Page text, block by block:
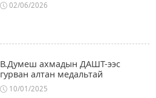
02/06/2026
В.Думеш ахмадын ДАШТ-ээс
гурван алтан медальтай
10/01/2025